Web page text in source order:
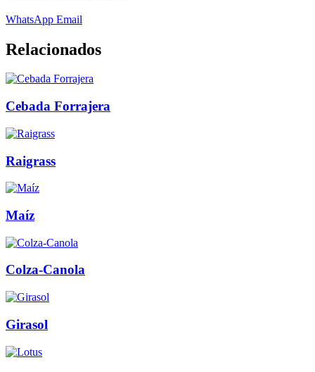
WhatsApp Email
Relacionados
Cebada Forrajera
Raigrass
Maíz
Colza-Canola
Girasol